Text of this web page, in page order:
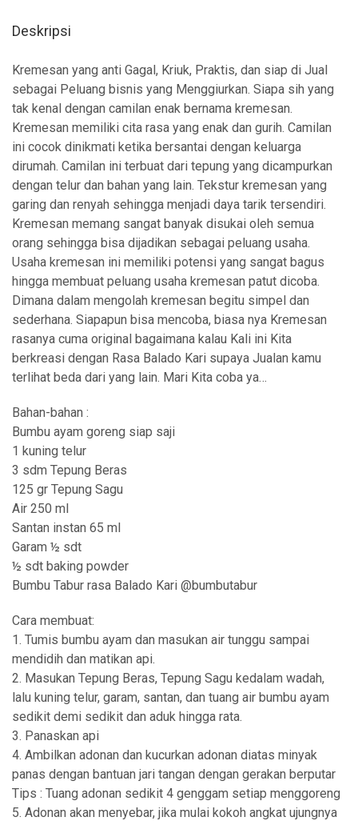
Deskripsi
Kremesan yang anti Gagal, Kriuk, Praktis, dan siap di Jual
sebagai Peluang bisnis yang Menggiurkan. Siapa sih yang
tak kenal dengan camilan enak bernama kremesan.
Kremesan memiliki cita rasa yang enak dan gurih. Camilan
ini cocok dinikmati ketika bersantai dengan keluarga
dirumah. Camilan ini terbuat dari tepung yang dicampurkan
dengan telur dan bahan yang lain. Tekstur kremesan yang
garing dan renyah sehingga menjadi daya tarik tersendiri.
Kremesan memang sangat banyak disukai oleh semua
orang sehingga bisa dijadikan sebagai peluang usaha.
Usaha kremesan ini memiliki potensi yang sangat bagus
hingga membuat peluang usaha kremesan patut dicoba.
Dimana dalam mengolah kremesan begitu simpel dan
sederhana. Siapapun bisa mencoba, biasa nya Kremesan
rasanya cuma original bagaimana kalau Kali ini Kita
berkreasi dengan Rasa Balado Kari supaya Jualan kamu
terlihat beda dari yang lain. Mari Kita coba ya…
Bahan-bahan :
Bumbu ayam goreng siap saji
1 kuning telur
3 sdm Tepung Beras
125 gr Tepung Sagu
Air 250 ml
Santan instan 65 ml
Garam ½ sdt
½ sdt baking powder
Bumbu Tabur rasa Balado Kari @bumbutabur
Cara membuat:
1. Tumis bumbu ayam dan masukan air tunggu sampai
mendidih dan matikan api.
2. Masukan Tepung Beras, Tepung Sagu kedalam wadah,
lalu kuning telur, garam, santan, dan tuang air bumbu ayam
sedikit demi sedikit dan aduk hingga rata.
3. Panaskan api
4. Ambilkan adonan dan kucurkan adonan diatas minyak
panas dengan bantuan jari tangan dengan gerakan berputar
Tips : Tuang adonan sedikit 4 genggam setiap menggoreng
5. Adonan akan menyebar, jika mulai kokoh angkat ujungnya